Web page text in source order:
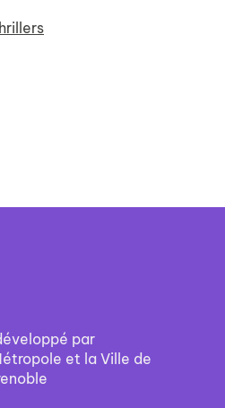
par
et la Ville de